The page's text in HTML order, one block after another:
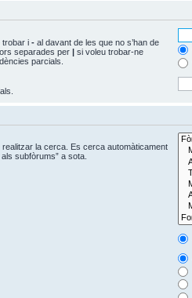
trobar i - al davant de les que no s’han de
separades per | si voleu trobar-ne
parcials.
la cerca. Es cerca automàticament
subfòrums” a sota.